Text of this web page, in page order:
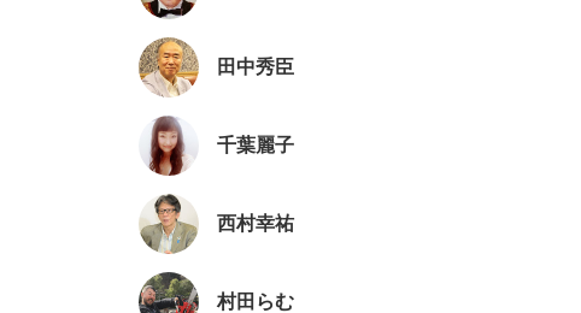
田中秀臣
千葉麗子
西村幸祐
村田らむ